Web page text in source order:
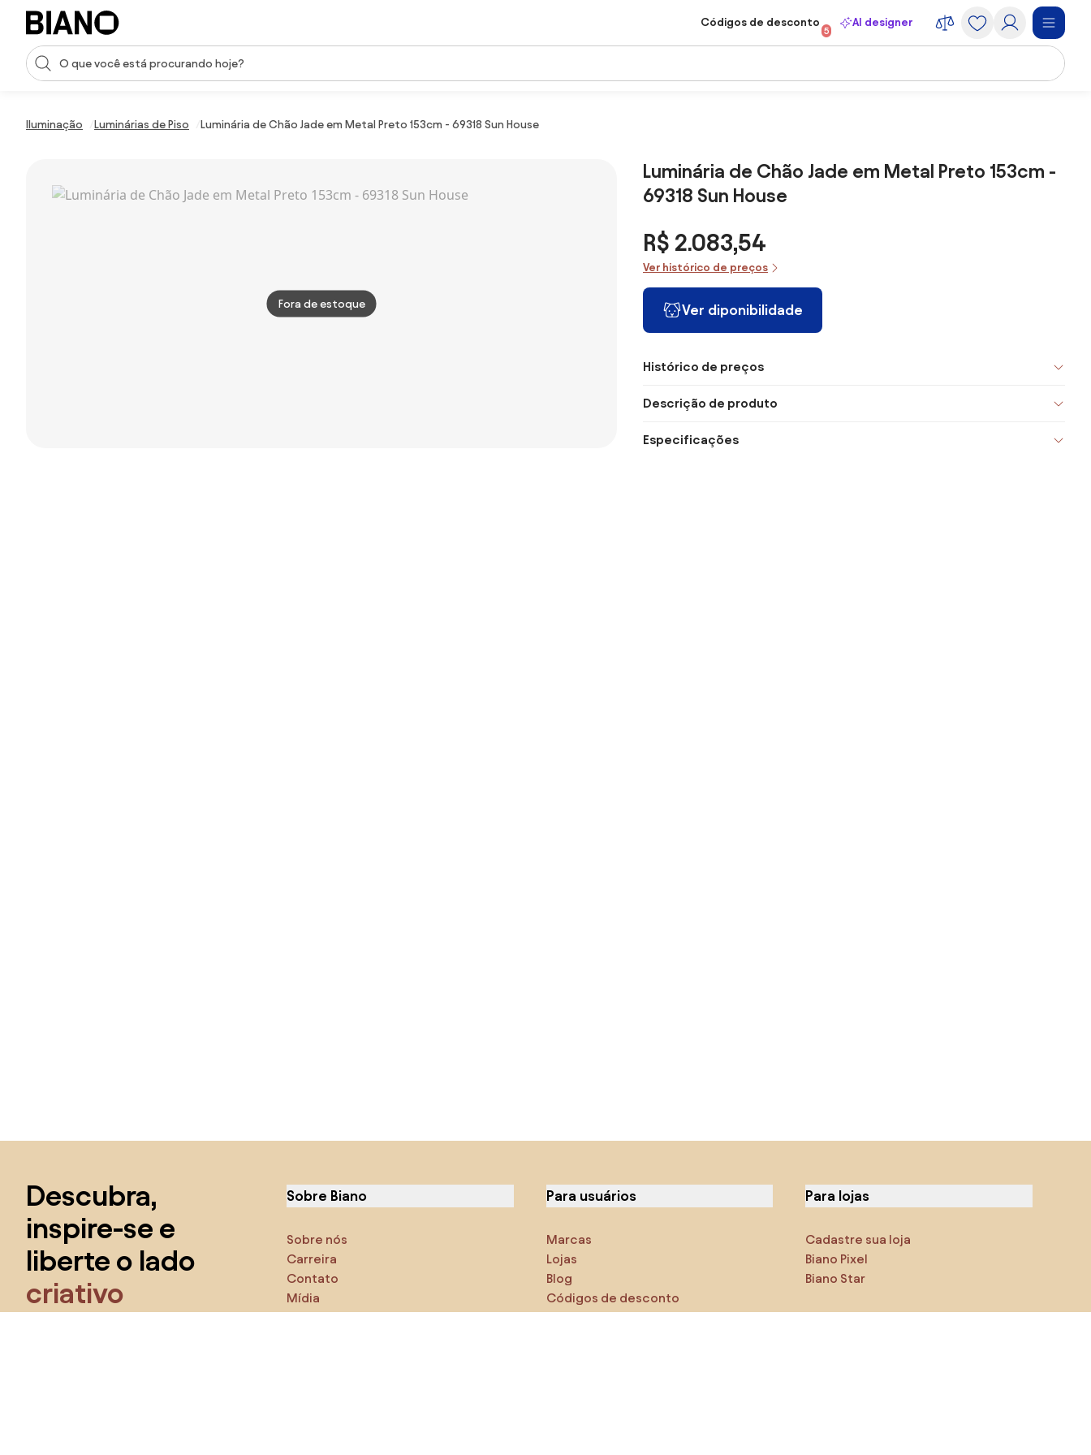
Saltar para o conteúdo
Entrada de pesquisa
Códigos de desconto
5
AI designer
Iluminação Luminárias de Piso Luminária de Chão Jade em Metal Preto 153cm - 69318 Sun House
Fora de estoque
Luminária de Chão Jade em Metal Preto 153cm -
69318 Sun House
R$ 2.083,54
Ver histórico de preços
Ver diponibilidade
Histórico de preços
Descrição de produto
Especificações
Descubra,
inspire-se e
liberte o lado
criativo
Sobre Biano
Sobre nós
Carreira
Contato
Mídia
Para usuários
Marcas
Lojas
Blog
Códigos de desconto
Para lojas
Cadastre sua loja
Biano Pixel
Biano Star